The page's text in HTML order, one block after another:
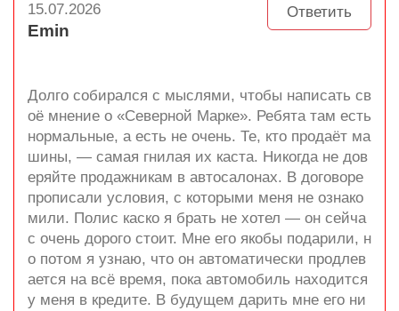
Ответить
15.07.2026
Emin
Долго собирался с мыслями, чтобы написать св
оё мнение о «Северной Марке». Ребята там есть
нормальные, а есть не очень. Те, кто продаёт ма
шины, — самая гнилая их каста. Никогда не дов
еряйте продажникам в автосалонах. В договоре
прописали условия, с которыми меня не ознако
мили. Полис каско я брать не хотел — он сейча
с очень дорого стоит. Мне его якобы подарили, н
о потом я узнаю, что он автоматически продлев
ается на всё время, пока автомобиль находится
у меня в кредите. В будущем дарить мне его ни